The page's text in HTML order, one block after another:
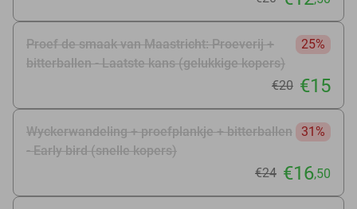
Proef de smaak van Maastricht: Proeverij +
bitterballen - Laatste kans (gelukkige kopers)
25%
€20 €15
Wyckerwandeling + proefplankje + bitterballen
- Early bird (snelle kopers)
31%
€24 €16,50